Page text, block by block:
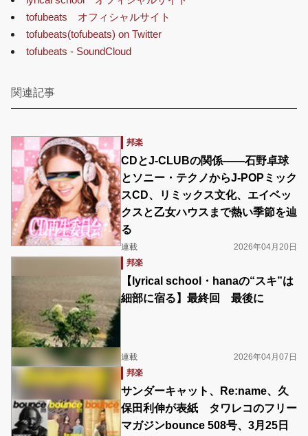
tofubeats オフィシャルサイト
tofubeats(tofubeats) on Twitter
tofubeats - SoundCloud
関連記事
邦楽
CDとJ-CLUBの関係――石野卓球
とソニー・テクノからJ-POPミック
スCD、リミックス文化、エイベッ
クスと乙女ハウスまで熱い季節を辿
る
連載
2026年04月20日
邦楽
【lyrical school・hanaの“スキ”は
細部に宿る】最終回 最後に
連載
2026年04月07日
邦楽
サンダーキャット、Re:name、久
保田利伸が表紙 タワレコのフリー
マガジンbounce 508号、3月25日